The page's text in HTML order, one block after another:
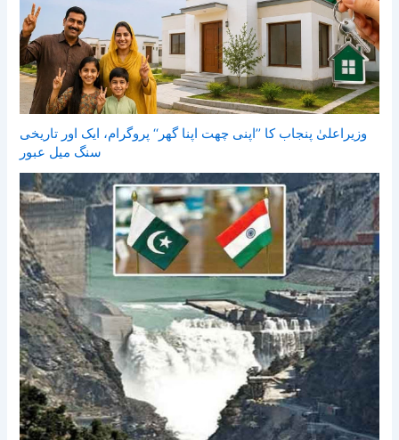
وزیراعلیٰ پنجاب کا ’’اپنی چھت اپنا گھر‘‘ پروگرام، ایک اور تاریخی
سنگ میل عبور